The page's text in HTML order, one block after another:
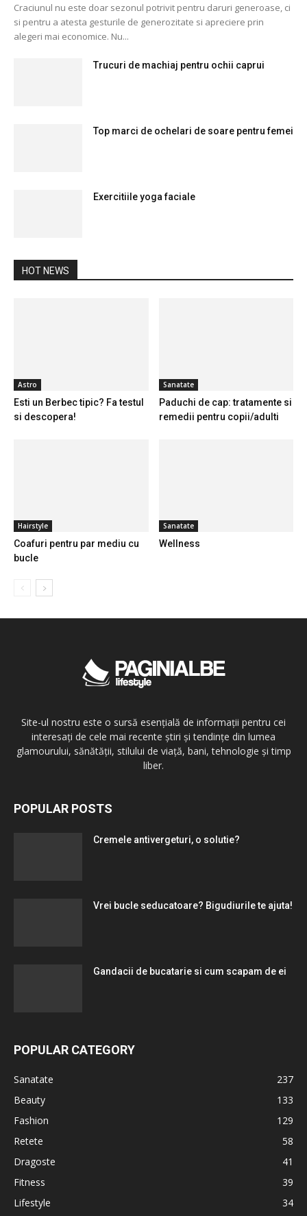
Craciunul nu este doar sezonul potrivit pentru daruri generoase, ci
si pentru a atesta gesturile de generozitate si apreciere prin
alegeri mai economice. Nu...
Trucuri de machiaj pentru ochii caprui
Top marci de ochelari de soare pentru femei
Exercitiile yoga faciale
HOT NEWS
Astro
Esti un Berbec tipic? Fa testul
si descopera!
Sanatate
Paduchi de cap: tratamente si
remedii pentru copii/adulti
Hairstyle
Coafuri pentru par mediu cu
bucle
Sanatate
Wellness
Site-ul nostru este o sursă esențială de informații pentru cei
interesați de cele mai recente știri și tendințe din lumea
glamourului, sănătății, stilului de viață, bani, tehnologie și timp
liber.
POPULAR POSTS
Cremele antivergeturi, o solutie?
Vrei bucle seducatoare? Bigudiurile te ajuta!
Gandacii de bucatarie si cum scapam de ei
POPULAR CATEGORY
Sanatate
237
Beauty
133
Fashion
129
Retete
58
Dragoste
41
Fitness
39
Lifestyle
34